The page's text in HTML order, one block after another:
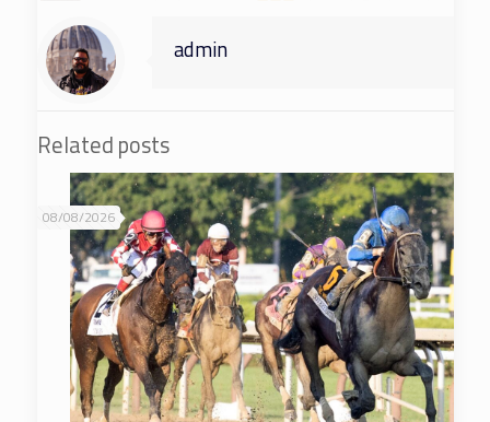
admin
Related posts
08/08/2026